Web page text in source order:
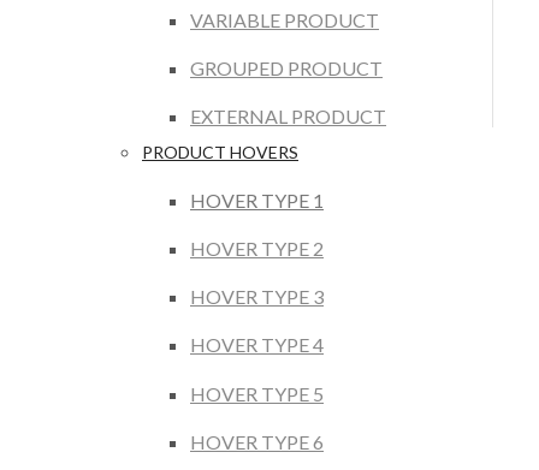
VARIABLE PRODUCT
GROUPED PRODUCT
EXTERNAL PRODUCT
PRODUCT HOVERS
HOVER TYPE 1
HOVER TYPE 2
HOVER TYPE 3
HOVER TYPE 4
HOVER TYPE 5
HOVER TYPE 6